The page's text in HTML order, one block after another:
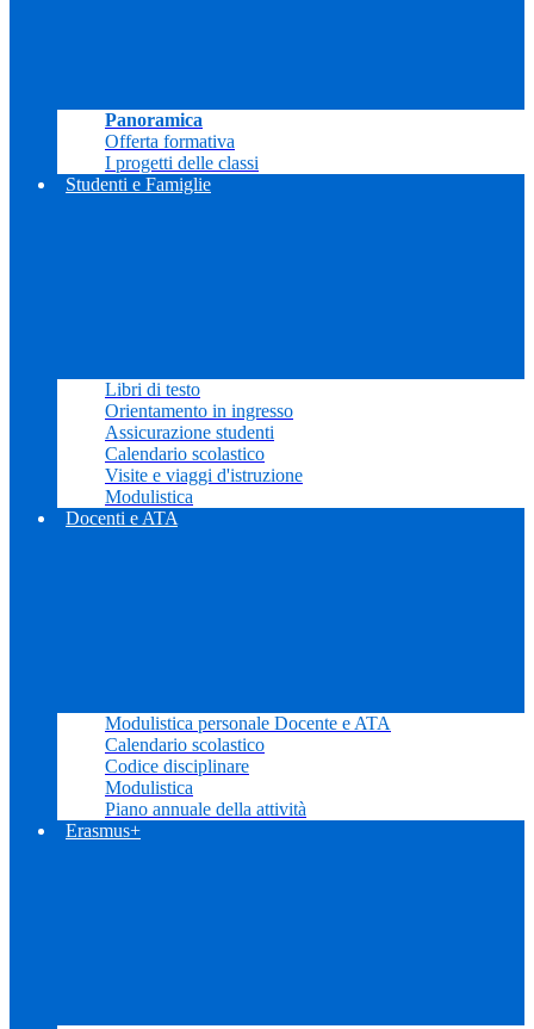
Panoramica
Offerta formativa
I progetti delle classi
Studenti e Famiglie
Libri di testo
Orientamento in ingresso
Assicurazione studenti
Calendario scolastico
Visite e viaggi d'istruzione
Modulistica
Docenti e ATA
Modulistica personale Docente e ATA
Calendario scolastico
Codice disciplinare
Modulistica
Piano annuale della attività
Erasmus+